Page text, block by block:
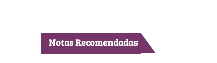
Notas Recomendadas